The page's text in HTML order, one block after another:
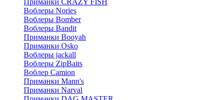
Приманки CRAZY FISH
Воблеры Nories
Воблеры Bomber
Воблеры Bandit
Приманки Booyah
Приманки Osko
Воблеры jackall
Воблеры ZipBaits
Воблер Camion
Приманки Mann's
Приманки Narval